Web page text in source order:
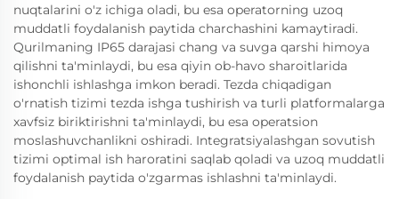
nuqtalarini o'z ichiga oladi, bu esa operatorning uzoq
muddatli foydalanish paytida charchashini kamaytiradi.
Qurilmaning IP65 darajasi chang va suvga qarshi himoya
qilishni ta'minlaydi, bu esa qiyin ob-havo sharoitlarida
ishonchli ishlashga imkon beradi. Tezda chiqadigan
o'rnatish tizimi tezda ishga tushirish va turli platformalarga
xavfsiz biriktirishni ta'minlaydi, bu esa operatsion
moslashuvchanlikni oshiradi. Integratsiyalashgan sovutish
tizimi optimal ish haroratini saqlab qoladi va uzoq muddatli
foydalanish paytida o'zgarmas ishlashni ta'minlaydi.